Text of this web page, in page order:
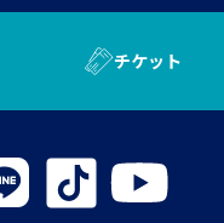
チケット